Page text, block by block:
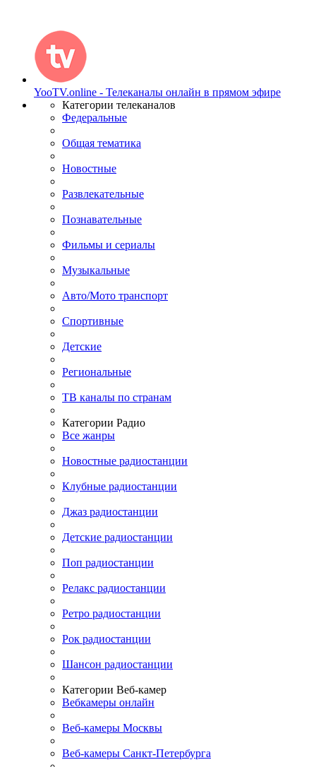
YooTV.online - Телеканалы онлайн в прямом эфире
Категории телеканалов
Федеральные
Общая тематика
Новостные
Развлекательные
Познавательные
Фильмы и сериалы
Музыкальные
Авто/Мото транспорт
Спортивные
Детские
Региональные
ТВ каналы по странам
Категории Радио
Все жанры
Новостные радиостанции
Клубные радиостанции
Джаз радиостанции
Детские радиостанции
Поп радиостанции
Релакс радиостанции
Ретро радиостанции
Рок радиостанции
Шансон радиостанции
Категории Веб-камер
Вебкамеры онлайн
Веб-камеры Москвы
Веб-камеры Санкт-Петербурга